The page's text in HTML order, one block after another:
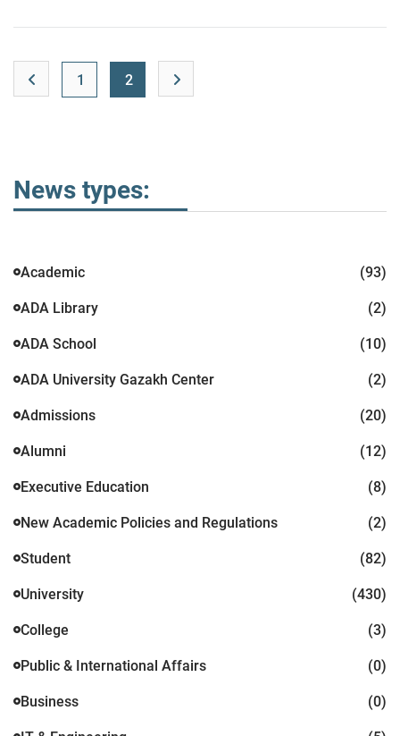
1 2
News types:
Academic (93)
ADA Library (2)
ADA School (10)
ADA University Gazakh Center (2)
Admissions (20)
Alumni (12)
Executive Education (8)
New Academic Policies and Regulations (2)
Student (82)
University (430)
College (3)
Public & International Affairs (0)
Business (0)